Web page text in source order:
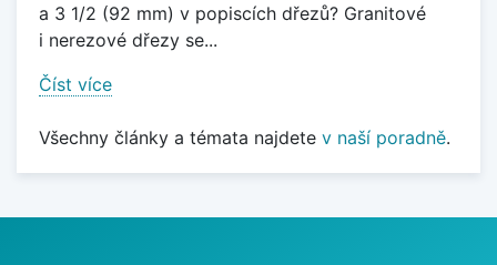
a 3 1/2 (92 mm) v popiscích dřezů? Granitové
i nerezové dřezy se...
Číst více
Všechny články a témata najdete v naší poradně.